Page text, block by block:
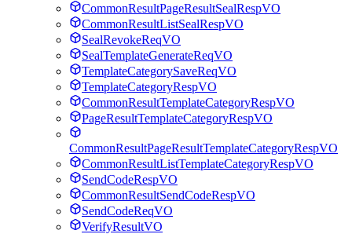
CommonResultPageResultSealRespVO
CommonResultListSealRespVO
SealRevokeReqVO
SealTemplateGenerateReqVO
TemplateCategorySaveReqVO
TemplateCategoryRespVO
CommonResultTemplateCategoryRespVO
PageResultTemplateCategoryRespVO
CommonResultPageResultTemplateCategoryRespVO
CommonResultListTemplateCategoryRespVO
SendCodeRespVO
CommonResultSendCodeRespVO
SendCodeReqVO
VerifyResultVO